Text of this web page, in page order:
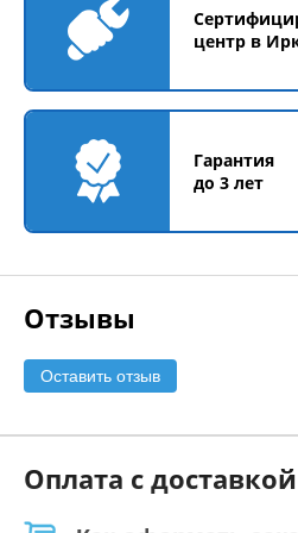
центр в
Гарантия
до 3 лет
Отзывы
Оставить отзыв
Оплата с